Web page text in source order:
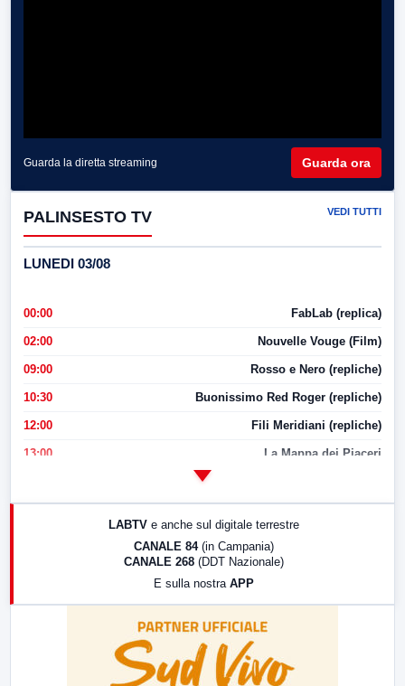
Guarda la diretta streaming Guarda ora
PALINSESTO TV VEDI TUTTI
LUNEDI 03/08
00:00 FabLab (replica)
02:00 Nouvelle Vouge (Film)
09:00 Rosso e Nero (repliche)
10:30 Buonissimo Red Roger (repliche)
12:00 Fili Meridiani (repliche)
13:00 La Mappa dei Piaceri
17:00 LabNews (replica)
LABTV e anche sul digitale terrestre
CANALE 84 (in Campania)
CANALE 268 (DDT Nazionale)
E sulla nostra APP